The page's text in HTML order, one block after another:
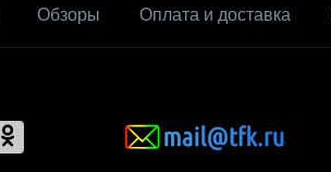
Обзоры Оплата и доставка